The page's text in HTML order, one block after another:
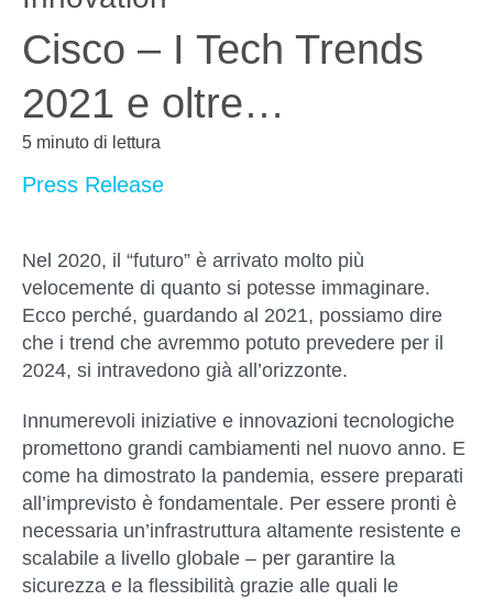
Cisco – I Tech Trends
2021 e oltre…
5 minuto di lettura
Press Release
Nel 2020, il “futuro” è arrivato molto più
velocemente di quanto si potesse immaginare.
Ecco perché, guardando al 2021, possiamo dire
che i trend che avremmo potuto prevedere per il
2024, si intravedono già all’orizzonte.
Innumerevoli iniziative e innovazioni tecnologiche
promettono grandi cambiamenti nel nuovo anno. E
come ha dimostrato la pandemia, essere preparati
all’imprevisto è fondamentale. Per essere pronti è
necessaria un’infrastruttura altamente resistente e
scalabile a livello globale – per garantire la
sicurezza e la flessibilità grazie alle quali le